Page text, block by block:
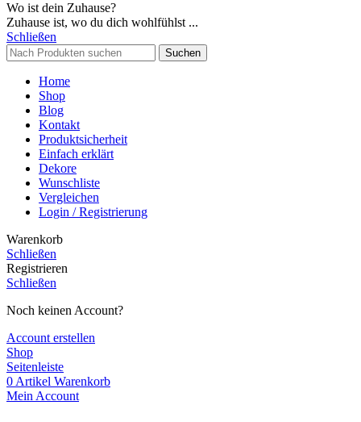
Wo ist dein Zuhause?
Zuhause ist, wo du dich wohlfühlst ...
Schließen
Suchen
Home
Shop
Blog
Kontakt
Produktsicherheit
Einfach erklärt
Dekore
Wunschliste
Vergleichen
Login / Registrierung
Warenkorb
Schließen
Registrieren
Schließen
Noch keinen Account?
Account erstellen
Shop
Seitenleiste
0 Artikel Warenkorb
Mein Account